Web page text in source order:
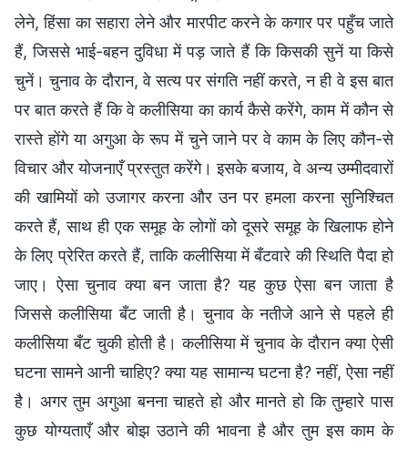
लेने, हिंसा का सहारा लेने और मारपीट करने के कगार पर पहुँच जाते
हैं, जिससे भाई-बहन दुविधा में पड़ जाते हैं कि किसकी सुनें या किसे
चुनें। चुनाव के दौरान, वे सत्य पर संगति नहीं करते, न ही वे इस बात
पर बात करते हैं कि वे कलीसिया का कार्य कैसे करेंगे, काम में कौन से
रास्ते होंगे या अगुआ के रूप में चुने जाने पर वे काम के लिए कौन-से
विचार और योजनाएँ प्रस्तुत करेंगे। इसके बजाय, वे अन्य उम्मीदवारों
की खामियों को उजागर करना और उन पर हमला करना सुनिश्चित
करते हैं, साथ ही एक समूह के लोगों को दूसरे समूह के खिलाफ होने
के लिए प्रेरित करते हैं, ताकि कलीसिया में बँटवारे की स्थिति पैदा हो
जाए। ऐसा चुनाव क्या बन जाता है? यह कुछ ऐसा बन जाता है
जिससे कलीसिया बँट जाती है। चुनाव के नतीजे आने से पहले ही
कलीसिया बँट चुकी होती है। कलीसिया में चुनाव के दौरान क्या ऐसी
घटना सामने आनी चाहिए? क्या यह सामान्य घटना है? नहीं, ऐसा नहीं
है। अगर तुम अगुआ बनना चाहते हो और मानते हो कि तुम्हारे पास
कुछ योग्यताएँ और बोझ उठाने की भावना है और तुम इस काम के